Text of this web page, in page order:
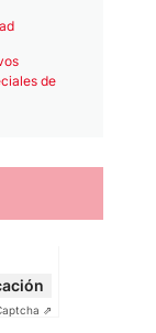
de
⇗